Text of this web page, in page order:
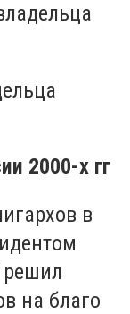
2000-х гг
в
на благо